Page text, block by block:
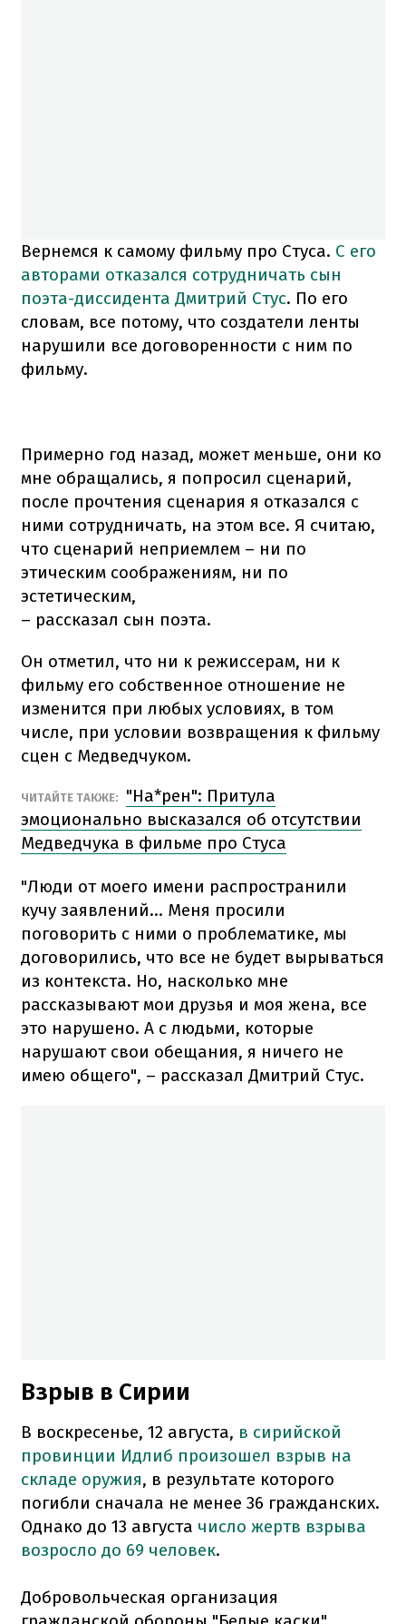
Вернемся к самому фильму про Стуса. С его
авторами отказался сотрудничать сын
поэта-диссидента Дмитрий Стус. По его
словам, все потому, что создатели ленты
нарушили все договоренности с ним по
фильму.
Примерно год назад, может меньше, они ко
мне обращались, я попросил сценарий,
после прочтения сценария я отказался с
ними сотрудничать, на этом все. Я считаю,
что сценарий неприемлем – ни по
этическим соображениям, ни по
эстетическим,
– рассказал сын поэта.
Он отметил, что ни к режиссерам, ни к
фильму его собственное отношение не
изменится при любых условиях, в том
числе, при условии возвращения к фильму
сцен с Медведчуком.
ЧИТАЙТЕ ТАКЖЕ:
"На*рен": Притула
эмоционально высказался об отсутствии
Медведчука в фильме про Стуса
"Люди от моего имени распространили
кучу заявлений... Меня просили
поговорить с ними о проблематике, мы
договорились, что все не будет вырываться
из контекста. Но, насколько мне
рассказывают мои друзья и моя жена, все
это нарушено. А с людьми, которые
нарушают свои обещания, я ничего не
имею общего", – рассказал Дмитрий Стус.
Взрыв в Сирии
В воскресенье, 12 августа, в сирийской
провинции Идлиб произошел взрыв на
складе оружия, в результате которого
погибли сначала не менее 36 гражданских.
Однако до 13 августа число жертв взрыва
возросло до 69 человек.
Добровольческая организация